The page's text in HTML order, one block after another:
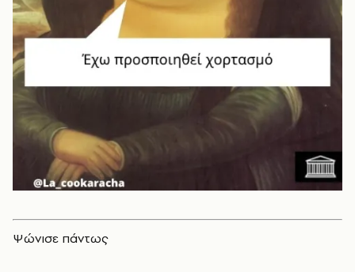
Ψώνισε πάντως